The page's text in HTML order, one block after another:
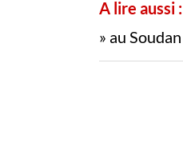
A lire aussi :
» au Soudan